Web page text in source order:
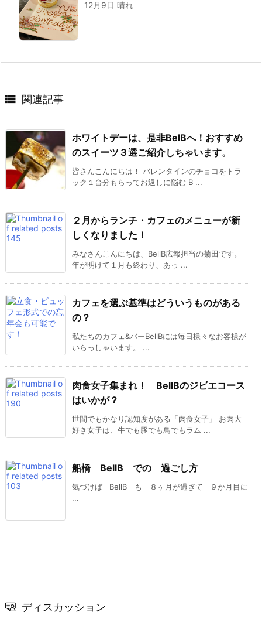
12月9日 晴れ
 関連記事
ホワイトデーは、是非BelBへ！おすすめ
のスイーツ３選ご紹介しちゃいます。
皆さんこんにちは！ バレンタインのチョコをトラ
ック１台分もらってお返しに悩む B ...
２月からランチ・カフェのメニューが新
しくなりました！
みなさんこんにちは、BellB広報担当の菊田です。
年が明けて１月も終わり、あっ ...
カフェを選ぶ基準はどういうものがある
の？
私たちのカフェ&バーBellBには毎日様々なお客様が
いらっしゃいます。 ...
肉食女子集まれ！ BellBのジビエコース
はいかが？
世間でもかなり認知度がある「肉食女子」 お肉大
好き女子は、牛でも豚でも鳥でもラム ...
船橋 BellB での 過ごし方
気づけば BellB も ８ヶ月が過ぎて ９か月目に
...
ディスカッション